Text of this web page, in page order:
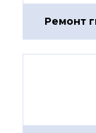
Ремонт